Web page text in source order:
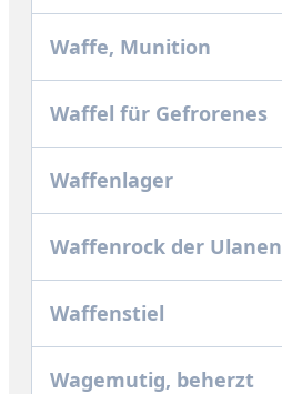
Waffe, Munition
Waffel für Gefrorenes
Waffenlager
Waffenrock der Ulanen
Waffenstiel
Wagemutig, beherzt